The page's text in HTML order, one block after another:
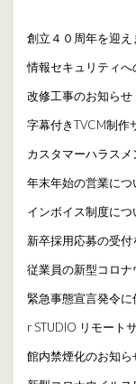
創立４０周年を迎え
情報セキュリティ
改修工事のお知らせ
字幕付きTVCM制作
カスタマーハラス
年末年始の営業につ
インボイス制度につ
新卒採用応募の受
従業員の新型コロ
緊急事態宣言発令に
r STUDIO リモート
館内禁煙化のお知ら